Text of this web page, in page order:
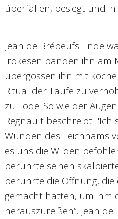
überfallen, besiegt und
Jean de Brébeufs Ende
Irokesen banden ihn am
übergossen ihn mit
Ritual der Taufe zu
zu Tode. So wie der
Regnault beschreibt:
Wunden des Leichnams
es uns die Wilden
berührte seinen
berührte die Öffnung, die
gemacht hatten, um ihm
herauszureißen“. Jean